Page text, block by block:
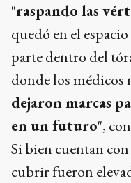
"raspando las
quedó en el
parte dentro del
donde los
dejaron marcas
en un futuro",
Si bien cuentan
cubrir fueron